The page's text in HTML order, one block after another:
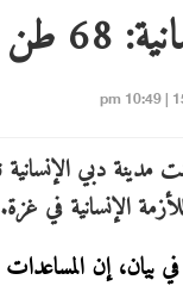
إلى غزة
الإنسانية في غزة.